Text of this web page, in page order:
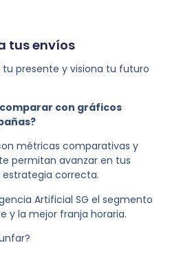
tus envíos​
presente y visiona tu futuro
con gráficos
métricas comparativas y
permitan avanzar en tus
estrategia correcta.
Artificial SG el segmento
y la mejor franja horaria.